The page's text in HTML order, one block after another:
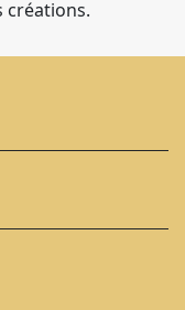
créations.